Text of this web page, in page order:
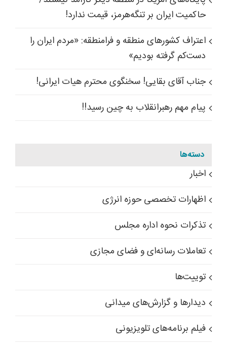
حاکمیت ایران بر تنگه‌هرمز، قیمت ندارد!
اعتراف کشورهای منطقه و فرامنطقه: «مردم ایران را
دست‌کم گرفته بودیم»
جناب آقای بقایی! سخنگوی محترم هیات ایرانی!
پیام مهم رهبرانقلاب به چین رسید!!
دسته‌ها
اخبار
اظهارات تخصصی حوزه انرژی
تذکرات نحوه اداره مجلس
تعاملات رسانه‌ای و فضای مجازی
توییت‌ها
دیدارها و گزارش‌های میدانی
فیلم برنامه‌های تلویزیونی